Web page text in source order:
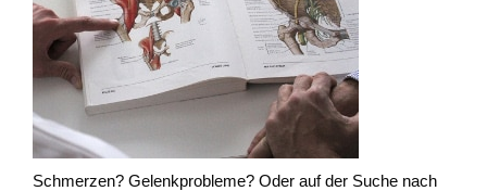
Schmerzen? Gelenkprobleme? Oder auf der Suche nach